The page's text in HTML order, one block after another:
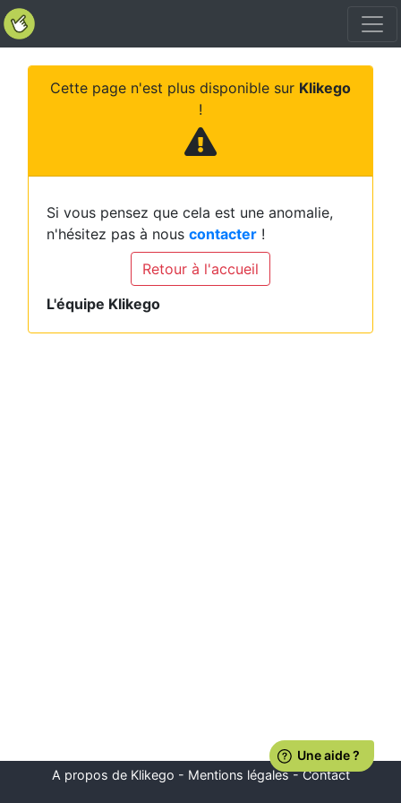
Cette page n'est plus disponible sur Klikego
!
Si vous pensez que cela est une anomalie,
n'hésitez pas à nous contacter !
Retour à l'accueil
L'équipe Klikego
A propos de Klikego - Mentions légales-Contact